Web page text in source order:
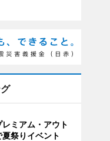
ミアム・アウト
夏祭りイベント